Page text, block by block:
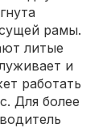
рамы.
литые
и
работать
Для более